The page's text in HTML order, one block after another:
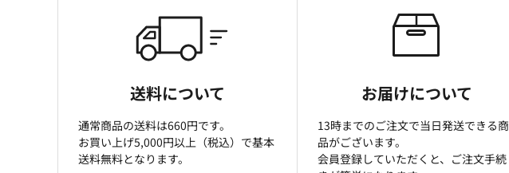
送料について
通常商品の送料は660円です。
お買い上げ5,000円以上（税込）で基本
送料無料となります。
お届けについて
13時までのご注文で当日発送できる商
品がございます。
会員登録していただくと、ご注文手続